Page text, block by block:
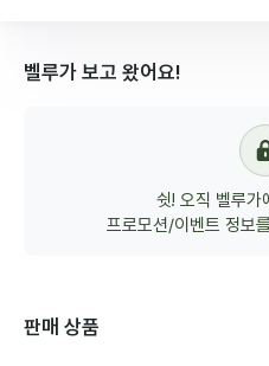
벨루가 보고 왔어요!
쉿! 오직 벨루가
프로모션/이벤트 정보
판매 상품